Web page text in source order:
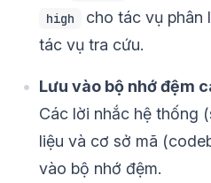
high cho tác vụ phân
tác vụ tra cứu.
Lưu vào bộ nhớ đệm
Các lời nhắc hệ thống
liệu và cơ sở mã
vào bộ nhớ đệm.